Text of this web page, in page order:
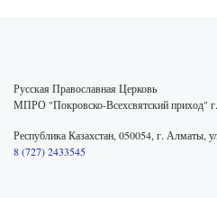
Русская Православная Церковь
МПРО "Покровско-Всехсвятский приход"
Республика Казахстан, 050054, г. Алматы,
8 (727) 2433545